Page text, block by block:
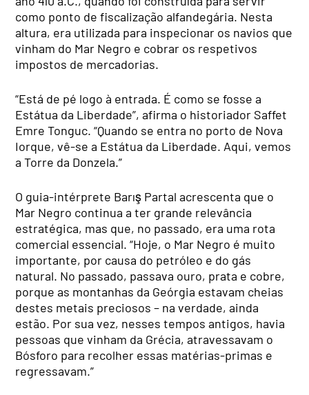
como ponto de fiscalização alfandegária. Nesta
altura, era utilizada para inspecionar os navios que
vinham do Mar Negro e cobrar os respetivos
impostos de mercadorias.
“Está de pé logo à entrada. É como se fosse a
Estátua da Liberdade”, afirma o historiador Saffet
Emre Tonguc. “Quando se entra no porto de Nova
Iorque, vê-se a Estátua da Liberdade. Aqui, vemos
a Torre da Donzela.”
O guia-intérprete Barış Partal acrescenta que o
Mar Negro continua a ter grande relevância
estratégica, mas que, no passado, era uma rota
comercial essencial. “Hoje, o Mar Negro é muito
importante, por causa do petróleo e do gás
natural. No passado, passava ouro, prata e cobre,
porque as montanhas da Geórgia estavam cheias
destes metais preciosos – na verdade, ainda
estão. Por sua vez, nesses tempos antigos, havia
pessoas que vinham da Grécia, atravessavam o
Bósforo para recolher essas matérias-primas e
regressavam.”